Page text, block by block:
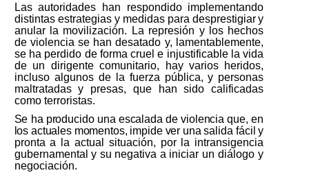
Las autoridades han respondido implementando
distintas estrategias y medidas para desprestigiar y
anular
la movilización. La represión y los hechos
de violencia se han desatado y, lamentablemente,
se ha perdido de forma cruel e injustificable la vida
de un dirigente comunitario,
hay varios heridos,
incluso algunos de la fuerza pública, y personas
maltratadas y presas, que han sido calificadas
como terroristas.
Se ha producido una escalada de violencia que, en
los actuales momentos, impide ver una salida fácil y
pronta a la actual situación, por la intransigencia
gubernamental y su negativa a iniciar un diálogo y
negociación.